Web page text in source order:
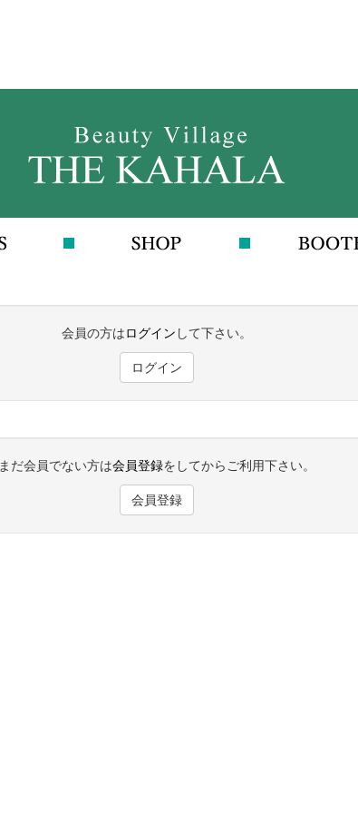
会員の方はログイン して下さい。
ログイン
まだ会員でない方は会員登録をしてからご利用下さい。
会員登録